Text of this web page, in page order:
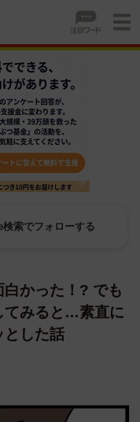
索でフォローする
かった！? でも
てみると…素直に
とした話